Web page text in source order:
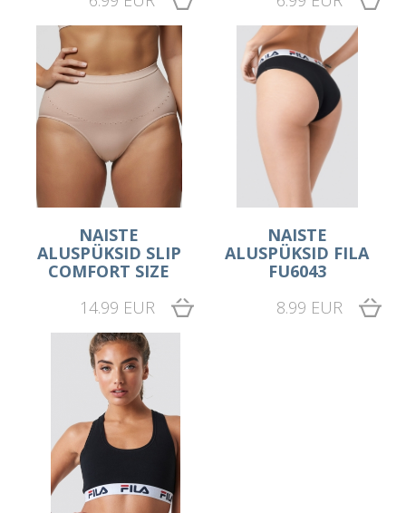
NAISTE
ALUSPÜKSID SLIP
COMFORT SIZE
14.99 EUR
NAISTE
ALUSPÜKSID FILA
FU6043
8.99 EUR